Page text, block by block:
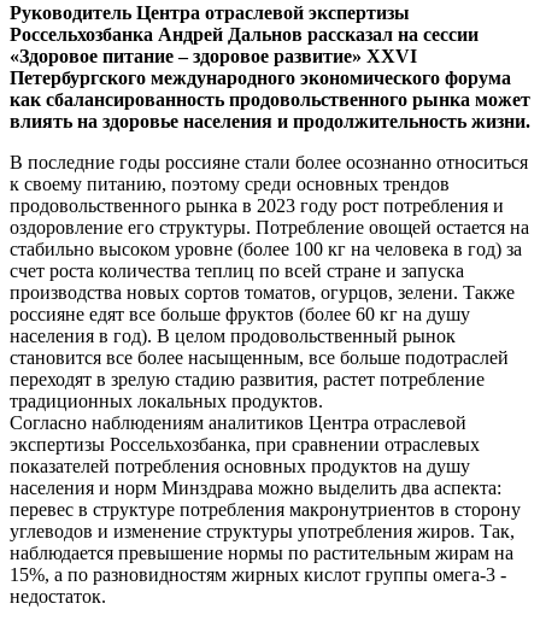
Руководитель Центра отраслевой экспертизы
Россельхозбанка Андрей Дальнов рассказал на сессии
«Здоровое питание – здоровое развитие» XXVI
Петербургского международного экономического форума
как сбалансированность продовольственного рынка может
влиять на здоровье населения и продолжительность жизни.
В последние годы россияне стали более осознанно относиться
к своему питанию, поэтому среди основных трендов
продовольственного рынка в 2023 году рост потребления и
оздоровление его структуры. Потребление овощей остается на
стабильно высоком уровне (более 100 кг на человека в год) за
счет роста количества теплиц по всей стране и запуска
производства новых сортов томатов, огурцов, зелени. Также
россияне едят все больше фруктов (более 60 кг на душу
населения в год). В целом продовольственный рынок
становится все более насыщенным, все больше подотраслей
переходят в зрелую стадию развития, растет потребление
традиционных локальных продуктов.
Согласно наблюдениям аналитиков Центра отраслевой
экспертизы Россельхозбанка, при сравнении отраслевых
показателей потребления основных продуктов на душу
населения и норм Минздрава можно выделить два аспекта:
перевес в структуре потребления макронутриентов в сторону
углеводов и изменение структуры употребления жиров. Так,
наблюдается превышение нормы по растительным жирам на
15%, а по разновидностям жирных кислот группы омега-3 -
недостаток.